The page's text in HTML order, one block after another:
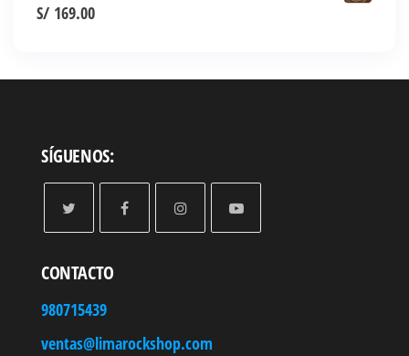
hasta
S/ 169.00
SÍGUENOS:
CONTACTO
980715439
ventas@limarockshop.com